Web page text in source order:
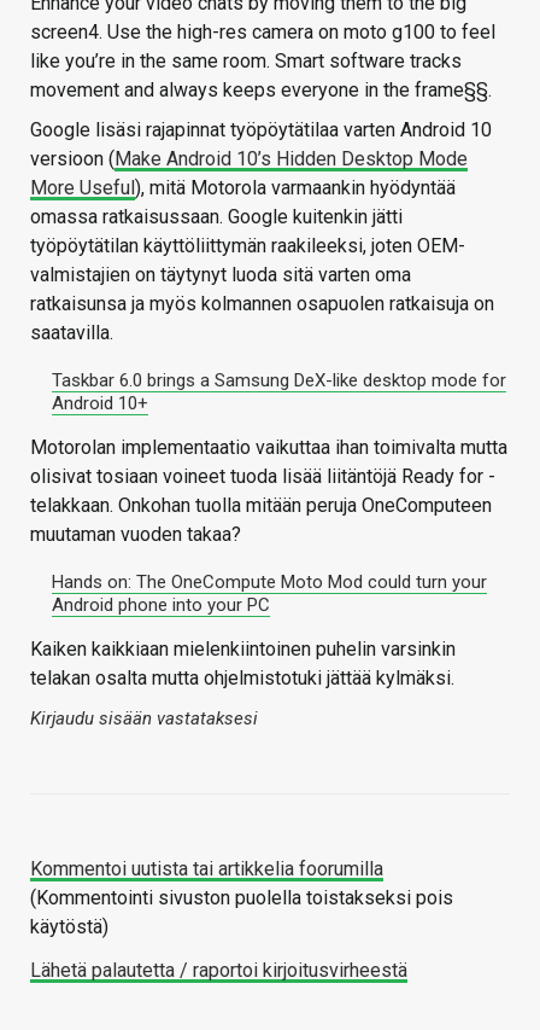
screen4. Use the high-res camera on moto g100 to feel
like you’re in the same room. Smart software tracks
movement and always keeps everyone in the frame§§.
Google lisäsi rajapinnat työpöytätilaa varten Android 10
versioon (Make Android 10’s Hidden Desktop Mode
More Useful), mitä Motorola varmaankin hyödyntää
omassa ratkaisussaan. Google kuitenkin jätti
työpöytätilan käyttöliittymän raakileeksi, joten OEM-
valmistajien on täytynyt luoda sitä varten oma
ratkaisunsa ja myös kolmannen osapuolen ratkaisuja on
saatavilla.
Taskbar 6.0 brings a Samsung DeX-like desktop mode for
Android 10+
Motorolan implementaatio vaikuttaa ihan toimivalta mutta
olisivat tosiaan voineet tuoda lisää liitäntöjä Ready for -
telakkaan. Onkohan tuolla mitään peruja OneComputeen
muutaman vuoden takaa?
Hands on: The OneCompute Moto Mod could turn your
Android phone into your PC
Kaiken kaikkiaan mielenkiintoinen puhelin varsinkin
telakan osalta mutta ohjelmistotuki jättää kylmäksi.
Kirjaudu sisään vastataksesi
Kommentoi uutista tai artikkelia foorumilla
(Kommentointi sivuston puolella toistakseksi pois
käytöstä)
Lähetä palautetta / raportoi kirjoitusvirheestä